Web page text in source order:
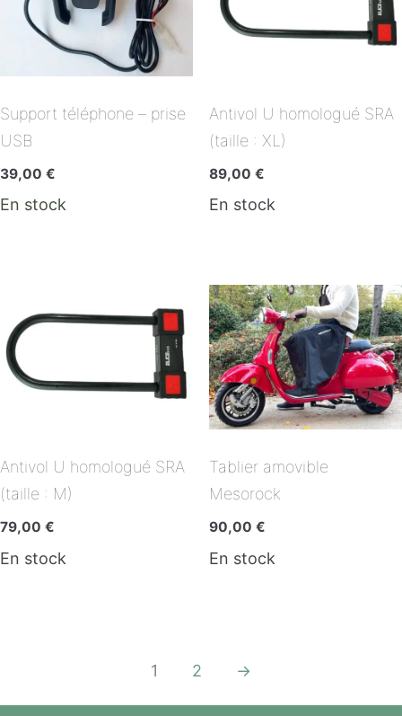
Support téléphone – prise
USB
39,00 €
En stock
Antivol U homologué SRA
(taille : XL)
89,00 €
En stock
Antivol U homologué SRA
(taille : M)
79,00 €
En stock
Tablier amovible
Mesorock
90,00 €
En stock
1 2 →